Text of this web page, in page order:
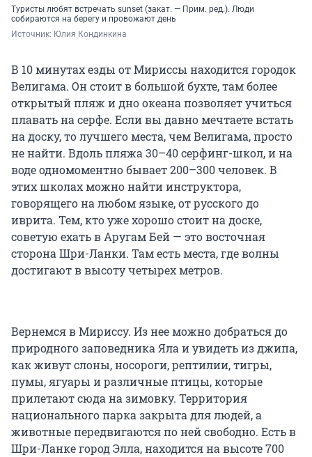
Туристы любят встречать sunset (закат. — Прим. ред.). Люди
собираются на берегу и провожают день
Источник: Юлия Кондинкина
В 10 минутах езды от Мириссы находится городок
Велигама. Он стоит в большой бухте, там более
открытый пляж и дно океана позволяет учиться
плавать на серфе. Если вы давно мечтаете встать
на доску, то лучшего места, чем Велигама, просто
не найти. Вдоль пляжа 30–40 серфинг-школ, и на
воде одномоментно бывает 200–300 человек. В
этих школах можно найти инструктора,
говорящего на любом языке, от русского до
иврита. Тем, кто уже хорошо стоит на доске,
советую ехать в Аругам Бей — это восточная
сторона Шри-Ланки. Там есть места, где волны
достигают в высоту четырех метров.
Вернемся в Мириссу. Из нее можно добраться до
природного заповедника Яла и увидеть из джипа,
как живут слоны, носороги, рептилии, тигры,
пумы, ягуары и различные птицы, которые
прилетают сюда на зимовку. Территория
национального парка закрыта для людей, а
животные передвигаются по ней свободно. Есть в
Шри-Ланке город Элла, находится на высоте 700